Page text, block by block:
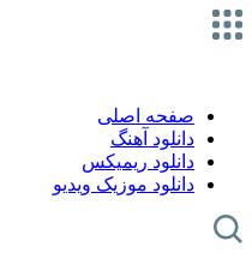
صفحه اصلی
دانلود آهنگ
دانلود ریمیکس
دانلود موزیک ویدیو